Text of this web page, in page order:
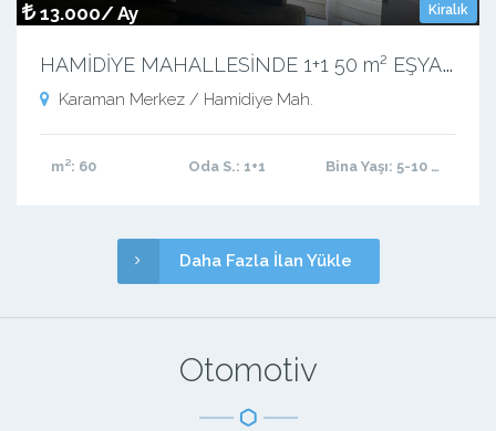
Kiralık
13.000/ Ay
H
AMİDİYE MAHALLESİNDE 1+1 50 m² EŞYALI KİRALIK APART
Karaman Merkez / Hamidiye Mah.
m²: 60 Oda S.: 1+1 Bina Yaşı: 5-10 arası
Daha Fazla İlan Yükle
Otomotiv